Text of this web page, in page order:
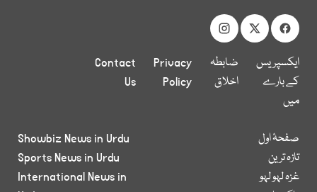
ایکسپریس
کے بارے
میں
ضابطہ
اخلاق
Privacy
Policy
Contact
Us
صفحۂ اول
تازہ ترین
غزہ لہو لہو
Showbiz News in Urdu
Sports News in Urdu
International News in